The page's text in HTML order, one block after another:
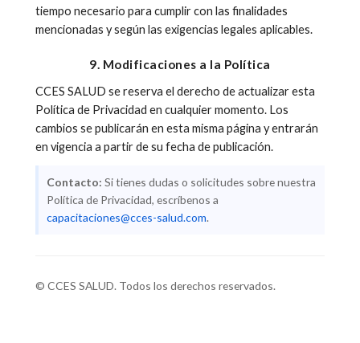
tiempo necesario para cumplir con las finalidades
mencionadas y según las exigencias legales aplicables.
9. Modificaciones a la Política
CCES SALUD se reserva el derecho de actualizar esta
Política de Privacidad en cualquier momento. Los
cambios se publicarán en esta misma página y entrarán
en vigencia a partir de su fecha de publicación.
Contacto: Si tienes dudas o solicitudes sobre nuestra
Política de Privacidad, escríbenos a
capacitaciones@cces-salud.com.
© CCES SALUD. Todos los derechos reservados.